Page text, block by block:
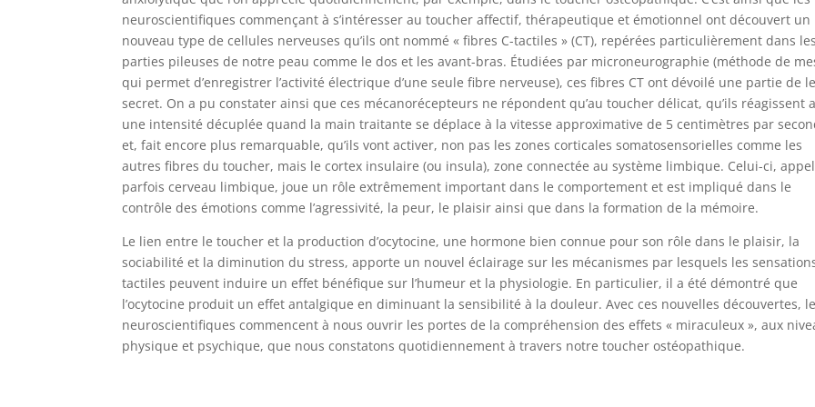
neuroscientifiques commençant à s’intéresser au toucher affectif, thérapeutique et émotionnel ont découvert un
nouveau type de cellules nerveuses qu’ils ont nommé « fibres C-tactiles » (CT), repérées particulièrement dans les
parties pileuses de notre peau comme le dos et les avant-bras. Étudiées par microneurographie (méthode de
qui permet d’enregistrer l’activité électrique d’une seule fibre nerveuse), ces fibres CT ont dévoilé une partie de
secret. On a pu constater ainsi que ces mécanorécepteurs ne répondent qu’au toucher délicat, qu’ils réagissent
une intensité décuplée quand la main traitante se déplace à la vitesse approximative de 5 centimètres par
et, fait encore plus remarquable, qu’ils vont activer, non pas les zones corticales somatosensorielles comme les
autres fibres du toucher, mais le cortex insulaire (ou insula), zone connectée au système limbique. Celui-ci,
parfois cerveau limbique, joue un rôle extrêmement important dans le comportement et est impliqué dans le
contrôle des émotions comme l’agressivité, la peur, le plaisir ainsi que dans la formation de la mémoire.
Le lien entre le toucher et la production d’ocytocine, une hormone bien connue pour son rôle dans le plaisir, la
sociabilité et la diminution du stress, apporte un nouvel éclairage sur les mécanismes par lesquels les
tactiles peuvent induire un effet bénéfique sur l’humeur et la physiologie. En particulier, il a été démontré que
l’ocytocine produit un effet antalgique en diminuant la sensibilité à la douleur. Avec ces nouvelles découvertes,
neuroscientifiques commencent à nous ouvrir les portes de la compréhension des effets « miraculeux », aux
physique et psychique, que nous constatons quotidiennement à travers notre toucher ostéopathique.